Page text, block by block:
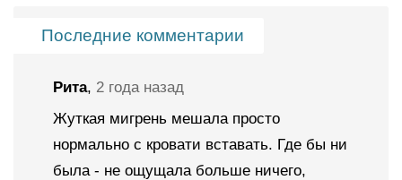
Последние комментарии
Рита, 2 года назад
Жуткая мигрень мешала просто
нормально с кровати вставать. Где бы ни
была - не ощущала больше ничего,